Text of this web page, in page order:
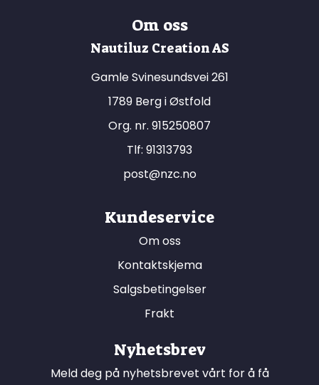
Om oss
Nautiluz Creation AS
Gamle Svinesundsvei 261
1789 Berg i Østfold
Org. nr. 915250807
Tlf: 91313793
post@nzc.no
Kundeservice
Om oss
Kontaktskjema
Salgsbetingelser
Frakt
Nyhetsbrev
Meld deg på nyhetsbrevet vårt for å få